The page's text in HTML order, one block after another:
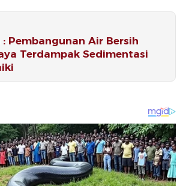
Pembangunan Air Bersih
Terdampak Sedimentasi